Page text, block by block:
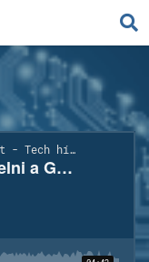
KERESÉS